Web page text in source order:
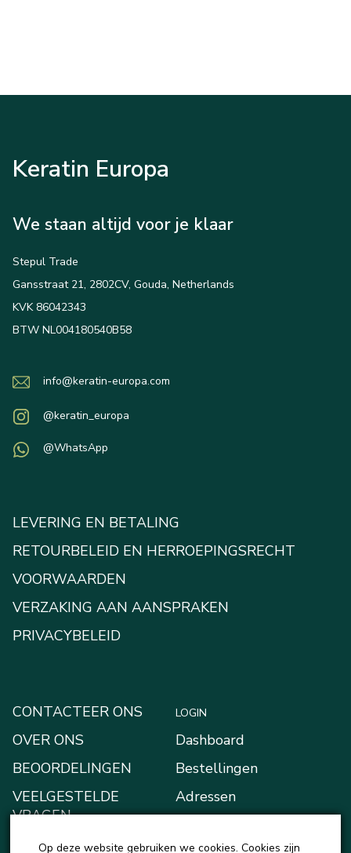
Keratin Europa
We staan altijd voor je klaar
Stepul Trade
Gansstraat 21, 2802CV, Gouda, Netherlands
KVK 86042343
BTW NL004180540B58
info@keratin-europa.com
@keratin_europa
@WhatsApp
LEVERING EN BETALING
RETOURBELEID EN HERROEPINGSRECHT
VOORWAARDEN
VERZAKING AAN AANSPRAKEN
PRIVACYBELEID
CONTACTEER ONS
OVER ONS
BEOORDELINGEN
VEELGESTELDE
VRAGEN
BLOGGEN
LOGIN
Dashboard
Bestellingen
Adressen
Op deze website gebruiken we cookies. Cookies zijn